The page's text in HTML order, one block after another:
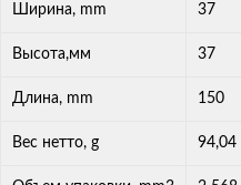
Ширина, mm 37
Высота,мм 37
Длина, mm 150
Вес нетто, g 94,04